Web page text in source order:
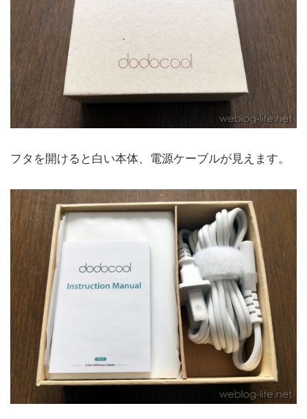
フタを開けると白い本体、電源ケーブルが見えます。